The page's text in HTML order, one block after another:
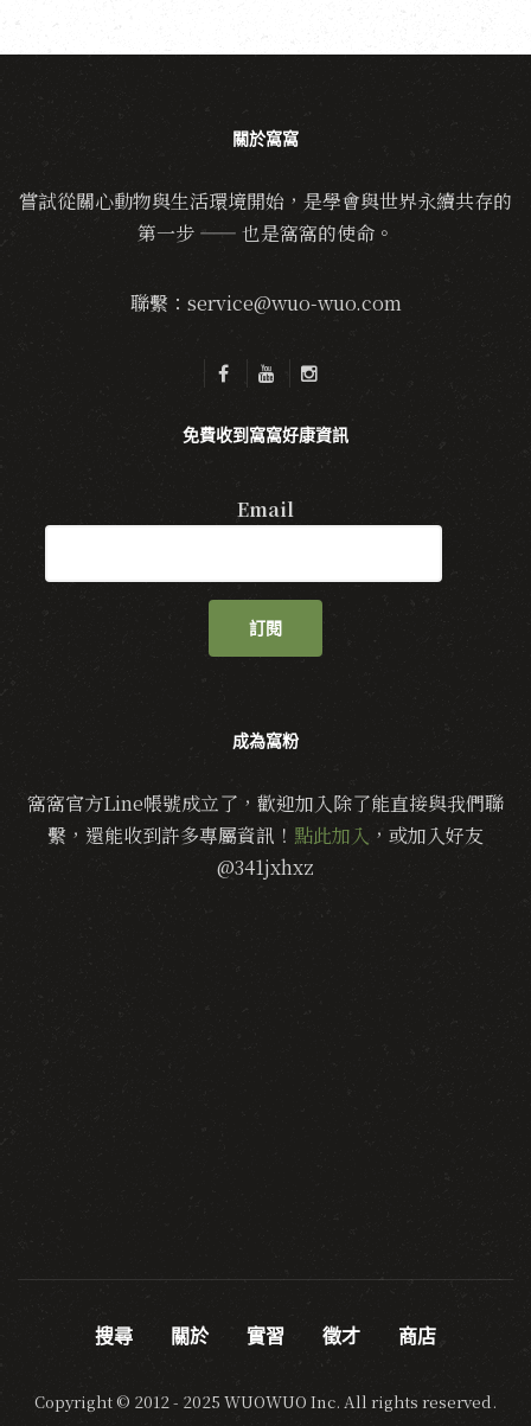
關於窩窩
嘗試從關心動物與生活環境開始，是學會與世界永續共存的
第一步 —— 也是窩窩的使命。
聯繫：service@wuo-wuo.com
免費收到窩窩好康資訊
Email
訂閱
成為窩粉
窩窩官方Line帳號成立了，歡迎加入除了能直接與我們聯
繫，還能收到許多專屬資訊！ 點此加入 ，或加入好友
@341jxhxz
搜尋 關於 實習 徵才 商店
Copyright © 2012 - 2025 WUOWUO Inc. All rights reserved.